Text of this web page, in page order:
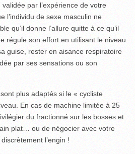
par l’expérience de votre
l’individu de sexe masculin ne
qu’il donne l’allure quitte à ce qu’il
régule son effort en utilisant le niveau
guise, rester en aisance respiratoire
par ses sensations ou son
plus adaptés si le « cycliste
En cas de machine limitée à 25
du fractionné sur les bosses et
plat… ou de négocier avec votre
l’engin !